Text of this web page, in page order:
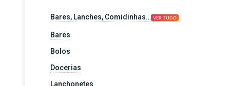
Bares, Lanches, Comidinhas… VER TUDO
Bares
Bolos
Docerias
Lanchonetes